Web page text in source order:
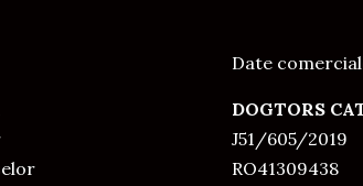
Date
DOGTORS
J51/605/2019
RO41309438